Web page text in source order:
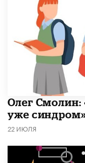
​Олег Смолин:
уже
22 ИЮЛЯ